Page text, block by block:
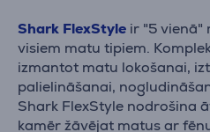
Shark FlexStyle ir "5 vienā"
visiem matu tipiem.
izmantot matu lokošanai,
palielināšanai,
Shark FlexStyle nodrošina
kamēr žāvējat matus ar